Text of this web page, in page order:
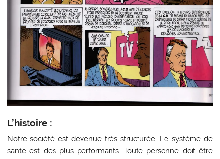
L’histoire :
Notre société est devenue très structurée. Le système de
santé est des plus performants. Toute personne doit être